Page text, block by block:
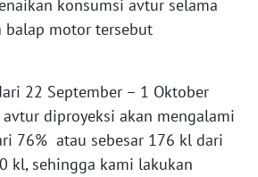
konsumsi avtur selama
balap motor tersebut
22 September – 1 Oktober
diproyeksi akan mengalami
76% atau sebesar 176 kl dari
kl, sehingga kami lakukan